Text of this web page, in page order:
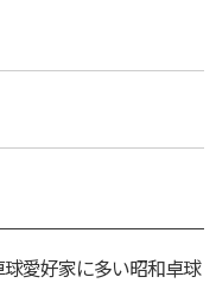
球愛好家に多い昭和卓球